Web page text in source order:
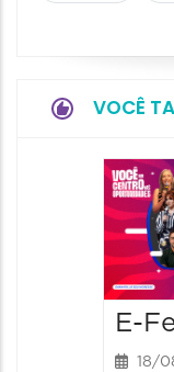
VOCÊ
E-
18/